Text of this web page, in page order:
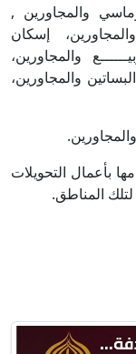
والمجاورين ,
إسكان
والمجاورين،
والمجاورين،
بأعمال التحويلات
المناطق.